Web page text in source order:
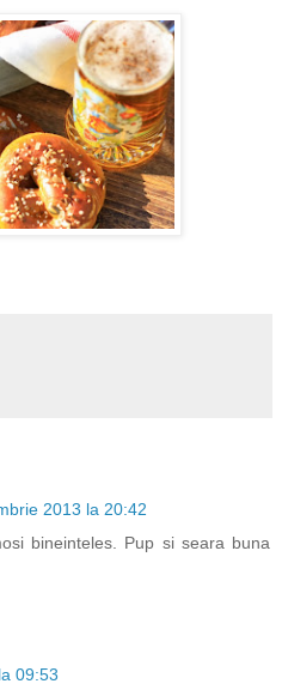
2013 la 20:42
bineinteles. Pup si seara buna
09:53